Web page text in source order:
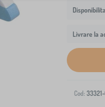
Livrare la
Cod: